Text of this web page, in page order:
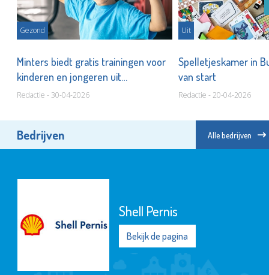
Gezond
Minters biedt gratis trainingen voor
kinderen en jongeren uit
Vlaardingen
Redactie - 30-04-2026
Uit
Spelletjeskamer in
van start
Redactie - 20-04-2026
Bedrijven Alle bedrijven
Shell Pernis
Bekijk de pagina